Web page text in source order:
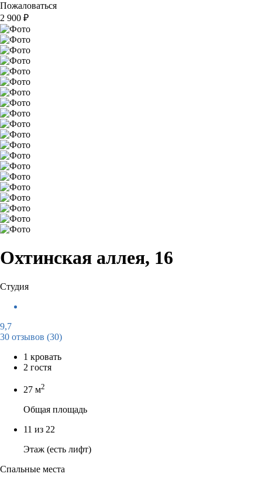
Пожаловаться
2 900 ₽
Охтинская аллея, 16
Студия
9,7
30 отзывов (30)
1 кровать
2 гостя
27 м2
Общая площадь
11 из 22
Этаж (есть лифт)
Спальные места